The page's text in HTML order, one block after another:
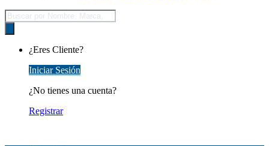
Búsqueda
de
productos
¿Eres Cliente?
Iniciar Sesión
¿No tienes una cuenta?
Registrar